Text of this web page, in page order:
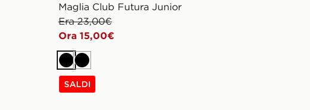
Maglia Club Futura Junior
Era 23,00€
Ora 15,00€
NeroNero
SALDI